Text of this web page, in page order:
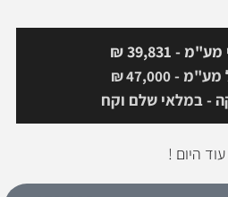
- 39,831 ₪
מע"מ -47,000
₪
- במלאי שלם וקח
היום !